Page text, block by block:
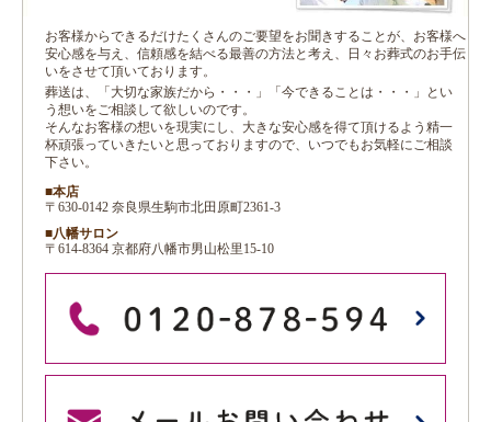
お客様からできるだけたくさんのご要望をお聞きすることが、お客様へ
安心感を与え、信頼感を結べる最善の方法と考え、日々お葬式のお手伝
いをさせて頂いております。
葬送は、「大切な家族だから・・・」「今できることは・・・」とい
う想いをご相談して欲しいのです。
そんなお客様の想いを現実にし、大きな安心感を得て頂けるよう精一
杯頑張っていきたいと思っておりますので、いつでもお気軽にご相談
下さい。
■本店
〒630-0142 奈良県生駒市北田原町2361-3
■八幡サロン
〒614-8364 京都府八幡市男山松里15-10